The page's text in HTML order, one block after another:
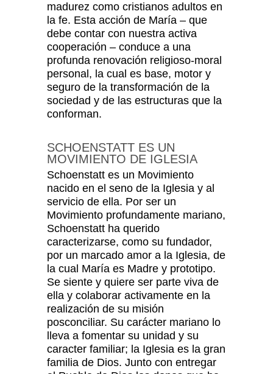
madurez como cristianos adultos en
la fe. Esta acción de María – que
debe contar con nuestra activa
cooperación – conduce a una
profunda renovación religioso-moral
personal, la cual es base, motor y
seguro de la transformación de la
sociedad y de las estructuras que la
conforman.
SCHOENSTATT ES UN
MOVIMIENTO DE IGLESIA
Schoenstatt es un Movimiento
nacido en el seno de la Iglesia y al
servicio de ella. Por ser un
Movimiento profundamente mariano,
Schoenstatt ha querido
caracterizarse, como su fundador,
por un marcado amor a la Iglesia, de
la cual María es Madre y prototipo.
Se siente y quiere ser parte viva de
ella y colaborar activamente en la
realización de su misión
posconciliar. Su carácter mariano lo
lleva a fomentar su unidad y su
caracter familiar; la Iglesia es la gran
familia de Dios. Junto con entregar